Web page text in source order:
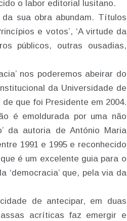
o labor editorial lusitano.
sua obra abundam. Títulos
e votos’, ‘A virtude da
públicos, outras ousadias,
nos poderemos abeirar do
da Universidade de
que foi Presidente em 2004.
é emoldurada por uma não
da autoria de António Maria
1991 e 1995 e reconhecido
é um excelente guia para o
‘democracia’ que, pela via da
de antecipar, em duas
acríticas faz emergir e